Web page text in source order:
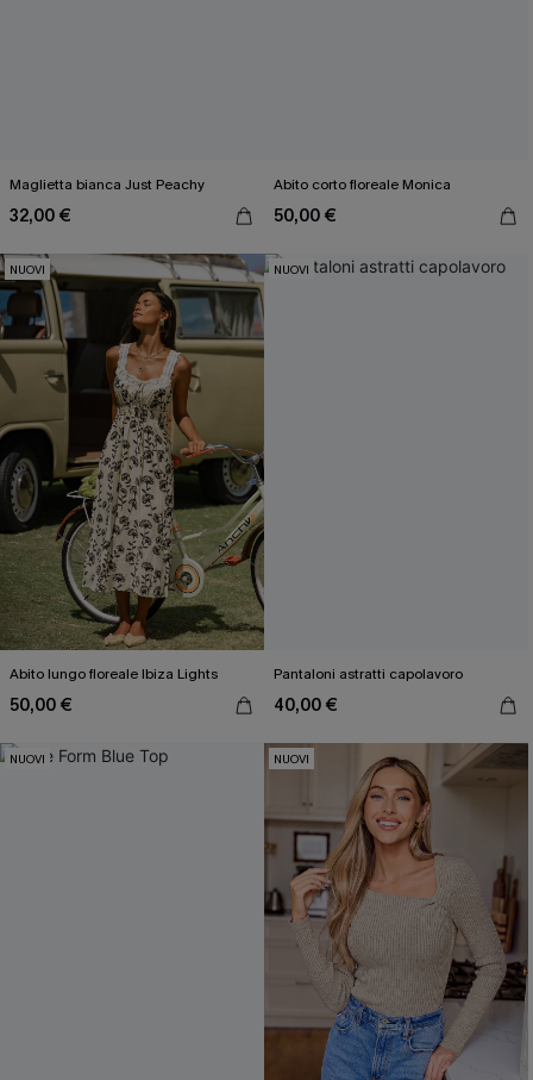
Maglietta bianca Just Peachy
32,00 €
Abito corto floreale Monica
50,00 €
NUOVI
Abito lungo floreale Ibiza Lights
50,00 €
NUOVI
Pantaloni astratti capolavoro
40,00 €
NUOVI NUOVI